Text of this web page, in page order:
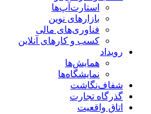
استارت‌آپ‌ها
بازارهای نوین
فناوری‌های مالی
کسب و کارهای آنلاین
رویداد
همایش‌ها
نمایشگاه‌ها
شفاف‌نگاشت
گذرگاه تجارت
اتاق واقعیت